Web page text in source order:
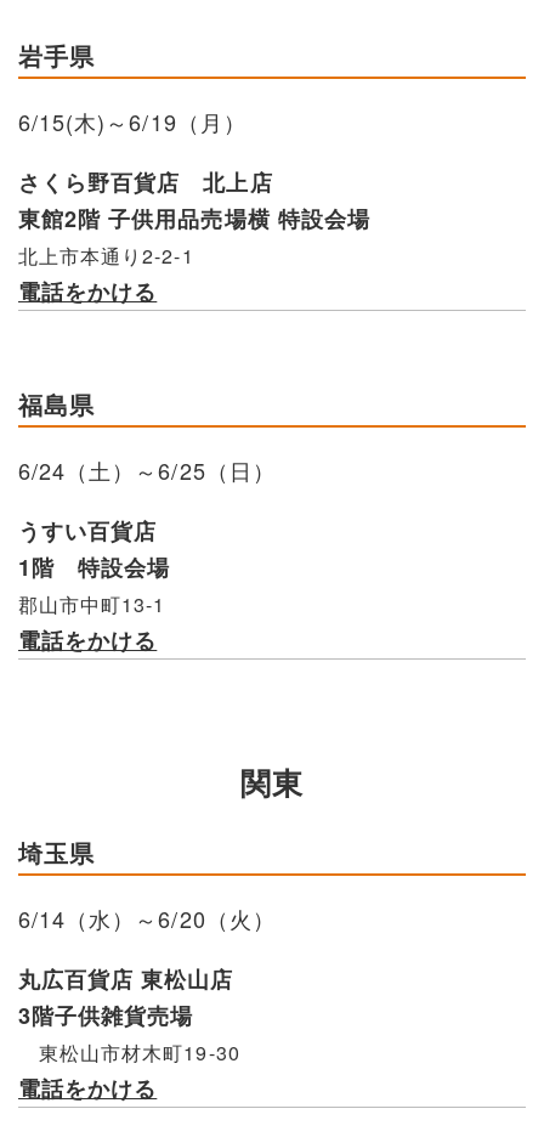
岩手県
6/15(木)～6/19（月）
さくら野百貨店 北上店
東館2階 子供用品売場横 特設会場
北上市本通り2-2-1
電話をかける
福島県
6/24（土）～6/25（日）
うすい百貨店
1階 特設会場
郡山市中町13-1
電話をかける
関東
埼玉県
6/14（水）～6/20（火）
丸広百貨店 東松山店
3階子供雑貨売場
東松山市材木町19-30
電話をかける